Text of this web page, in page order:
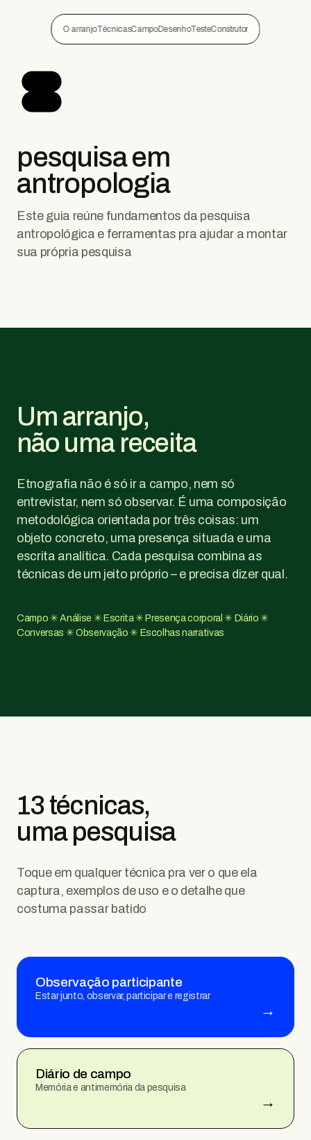
O arranjoTécnicasCampoDesenhoTesteConstrutor
pesquisa em
antropologia
Este guia reúne fundamentos da pesquisa
antropológica e ferramentas pra ajudar a montar
sua própria pesquisa
Um arranjo,
não uma receita
Etnografia não é só ir a campo, nem só
entrevistar, nem só observar. É uma composição
metodológica orientada por três coisas: um
objeto concreto, uma presença situada e uma
escrita analítica. Cada pesquisa combina as
técnicas de um jeito próprio – e precisa dizer qual.
Campo ✳ Análise ✳ Escrita ✳ Presença corporal ✳ Diário ✳
Conversas ✳ Observação ✳ Escolhas narrativas
13 técnicas,
uma pesquisa
Toque em qualquer técnica pra ver o que ela
captura, exemplos de uso e o detalhe que
costuma passar batido
Observação participante
Estar junto, observar, participar e registrar
→
Diário de campo
Memória e antimemória da pesquisa
→